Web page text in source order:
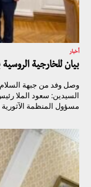
أخبار
بيان للخارجية
وصل وفد من جبهة السلام
السيدين: سعود الملا
مسؤول المنظمة الآثورية